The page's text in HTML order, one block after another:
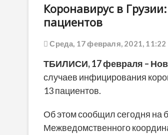
Коронавирус в
пациентов
Среда, 17 февраля, 2021, 11:22
ТБИЛИСИ,17февраля –
случаев инфицирования
13 пациентов.
Об этом сообщил сегодня на
Межведомственного